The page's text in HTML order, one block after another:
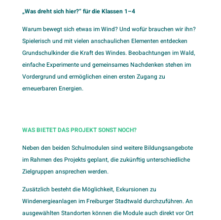
„Was dreht sich hier?“ für die Klassen 1–4
Warum bewegt sich etwas im Wind? Und wofür brauchen wir ihn?
Spielerisch und mit vielen anschaulichen Elementen entdecken
Grundschulkinder die Kraft des Windes. Beobachtungen im Wald,
einfache Experimente und gemeinsames Nachdenken stehen im
Vordergrund und ermöglichen einen ersten Zugang zu
erneuerbaren Energien.
WAS BIETET DAS PROJEKT SONST NOCH?
Neben den beiden Schulmodulen sind weitere Bildungsangebote
im Rahmen des Projekts geplant, die zukünftig unterschiedliche
Zielgruppen ansprechen werden.
Zusätzlich besteht die Möglichkeit, Exkursionen zu
Windenergieanlagen im Freiburger Stadtwald durchzuführen. An
ausgewählten Standorten können die Module auch direkt vor Ort